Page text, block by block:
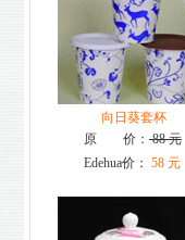
向日葵套杯
原 价： 88 元
Edehua价： 58 元